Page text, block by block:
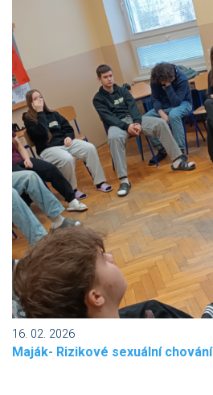
16. 02. 2026
Maják- Rizikové sexuální chování